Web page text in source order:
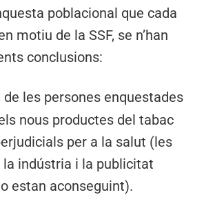
poblacional que cada
motiu de la SSF, se n’han
conclusions:
de les persones enquestades
nous productes del tabac
per a la salut (les
indústria i la publicitat
estan aconseguint).